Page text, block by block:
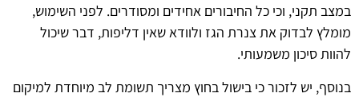
במצב תקני, וכי כל החיבורים אחידים ומסודרים. לפני השימוש,
מומלץ לבדוק את צנרת הגז ולוודא שאין דליפות, דבר שיכול
להוות סיכון משמעותי.
בנוסף, יש לזכור כי בישול בחוץ מצריך תשומת לב מיוחדת למיקום